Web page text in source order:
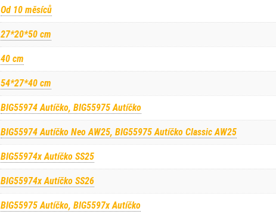
Od 10 měsíců
27*20*50 cm
40 cm
54*27*40 cm
BIG55974 Autíčko, BIG55975 Autíčko
BIG55974 Autíčko Neo AW25, BIG55975 Autíčko Classic AW25
BIG55974x Autíčko SS25
BIG55974x Autíčko SS26
BIG55975 Autíčko, BIG5597x Autíčko